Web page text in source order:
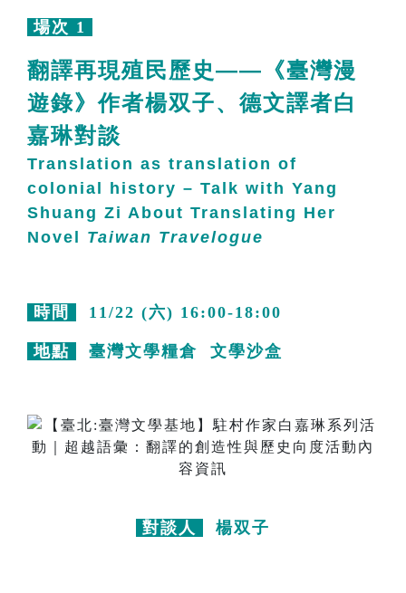
場次 1
翻譯再現殖民歷史——《臺灣漫
遊錄》作者楊双子、德文譯者白
嘉琳對談
Translation as translation of
colonial history – Talk with Yang
Shuang Zi About Translating Her
Novel Taiwan Travelogue
時間 11/22 (六) 16:00-18:00
地點 臺灣文學糧倉 文學沙盒
對談人 楊双子